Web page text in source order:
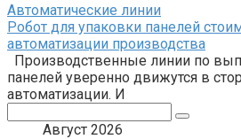
Автоматические линии
Робот для упаковки панелей
автоматизации производства
Производственные линии по
панелей уверенно движутся в
автоматизации. И
Август 2026